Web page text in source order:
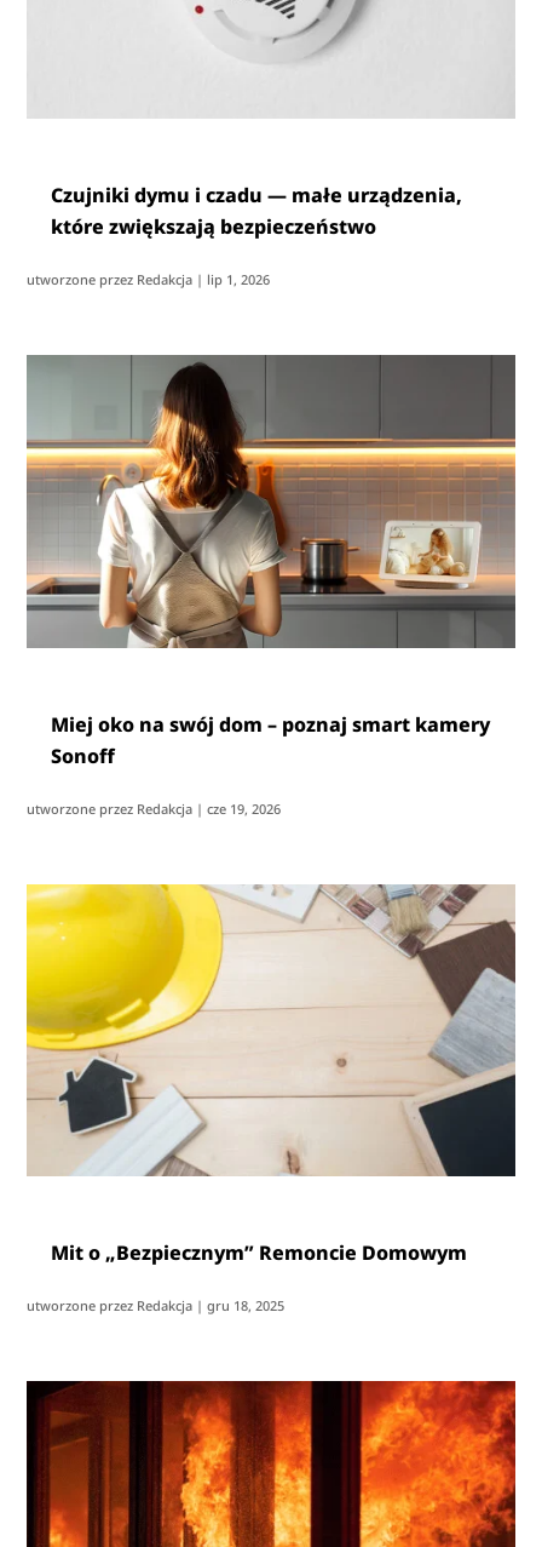
Czujniki dymu i czadu — małe urządzenia,
które zwiększają bezpieczeństwo
utworzone przez Redakcja | lip 1, 2026
Miej oko na swój dom – poznaj smart kamery
Sonoff
utworzone przez Redakcja |cze 19, 2026
Mit o „Bezpiecznym” Remoncie Domowym
utworzone przez Redakcja |gru 18, 2025